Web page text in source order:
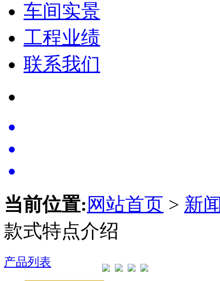
车间实景
工程业绩
联系我们
当前位置: 网站首页 > 新
款式特点介绍
产品列表